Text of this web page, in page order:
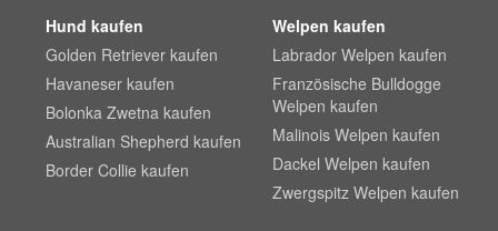
Hund kaufen
Golden Retriever kaufen
Havaneser kaufen
Bolonka Zwetna kaufen
Australian Shepherd kaufen
Border Collie kaufen
Welpen kaufen
Labrador Welpen kaufen
Französische Bulldogge
Welpen kaufen
Malinois Welpen kaufen
Dackel Welpen kaufen
Zwergspitz Welpen kaufen